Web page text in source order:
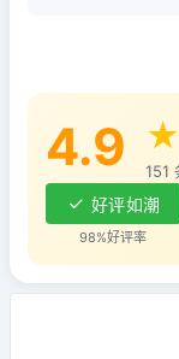
4.9 151
好评如潮
98%好评率